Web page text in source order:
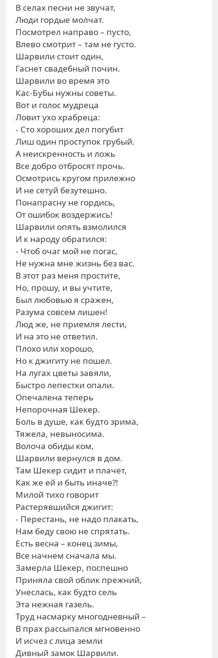
В селах песни не звучат,
Люди гордые молчат.
Посмотрел направо – пусто,
Влево смотрит – там не густо.
Шарвили стоит один,
Гаснет свадебный почин.
Шарвили во время это
Кас-Бубы нужны советы.
Вот и голос мудреца
Ловит ухо храбреца:
- Сто хороших дел погубит
Лиш один проступок грубый.
А неискренность и ложь
Все добро отбросят прочь.
Осмотрись кругом прилежно
И не сетуй безутешно.
Понапрасну не гордись,
От ошибок воздержись!
Шарвили опять взмолился
И к народу обратился:
- Чтоб очаг мой не погас,
Не нужна мне жизнь без вас.
В этот раз меня простите,
Но, прошу, и вы учтите,
Был любовью я сражен,
Разума совсем лишен!
Люд же, не приемля лести,
И на это не ответил.
Плохо или хорошо,
Но к джигиту не пошел.
На лугах цветы завяли,
Быстро лепестки опали.
Опечалена теперь
Непорочная Шекер.
Боль в душе, как будто зрима,
Тяжела, невыносима.
Волоча обиды ком,
Шарвили вернулся в дом.
Там Шекер сидит и плачет,
Как же ей и быть иначе?!
Милой тихо говорит
Растерявшийся джигит:
- Перестань, не надо плакать,
Нам беду свою не спрятать.
Есть весна – конец зимы,
Все начнем сначала мы.
Замерла Шекер, поспешно
Приняла свой облик прежний,
Унеслась, как будто сель
Эта нежная газель.
Труд насмарку многодневный –
В прах рассыпался мгновенно
И исчез с лица земли
Дивный замок Шарвили.